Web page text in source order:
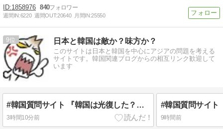
1858976 840
週間IN:6220 週間OUT:20640 月間IN:25550
9 日本と韓国は敵か？味方か？
このサイトは日本と韓国を中心にアジアの問題を考える
サイトです。韓国関連ブログからの相互リンク歓迎して
います
#韓国質問サイト 『韓国は光復した？独立した？』、『光が戻るという意味の独立です！米ソに支配さえされなければ・・』
3時間10分前 9時間前